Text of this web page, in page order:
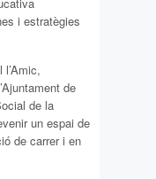
i estratègies
de
de la
un espai de
de carrer i en